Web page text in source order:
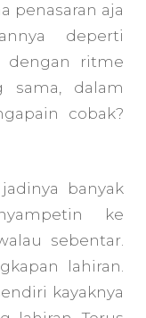
penasaran aja
deperti
dengan ritme
sama, dalam
cobak?
banyak
ke
sebentar.
lahiran.
kayaknya